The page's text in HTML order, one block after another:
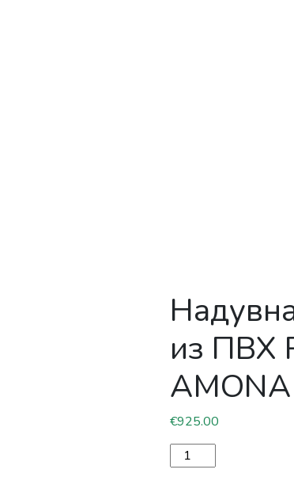
из ПВХ
€925.00
Количество